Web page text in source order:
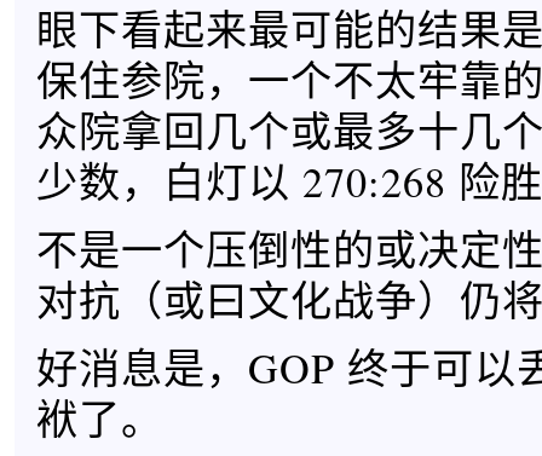
眼下看起来最可能的结果
保住参院，一个不太牢靠
众院拿回几个或最多十几
少数，白灯以 270:268 险
不是一个压倒性的或决定
对抗（或曰文化战争）仍
好消息是，GOP 终于可以
袱了。